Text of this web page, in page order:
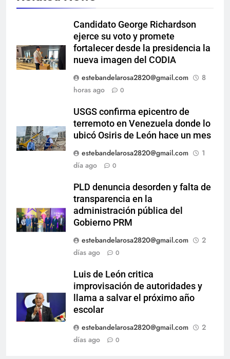
Candidato George Richardson
ejerce su voto y promete
fortalecer desde la presidencia la
nueva imagen del CODIA
estebandelarosa2820@gmail.com
8
horas ago
0
USGS confirma epicentro de
terremoto en Venezuela donde lo
ubicó Osiris de León hace un mes
estebandelarosa2820@gmail.com
1
día ago
0
PLD denuncia desorden y falta de
transparencia en la
administración pública del
Gobierno PRM
estebandelarosa2820@gmail.com
2
días ago
0
Luis de León critica
improvisación de autoridades y
llama a salvar el próximo año
escolar
estebandelarosa2820@gmail.com
2
días ago
0